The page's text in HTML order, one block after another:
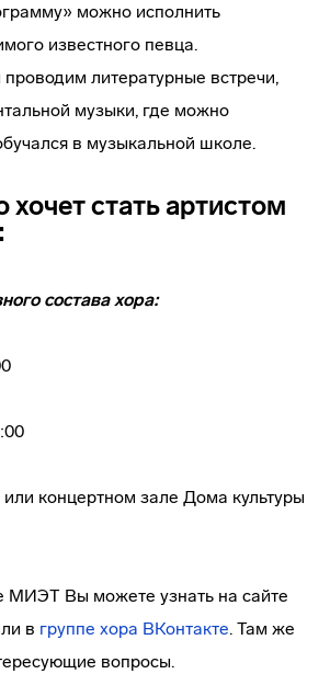
можно исполнить
известного певца.
литературные встречи,
музыки, где можно
в музыкальной школе.
хочет стать артистом
состава хора:
концертном зале Дома культуры
МИЭТ Вы можете узнать на сайте
в группе хора ВКонтакте. Там же
вопросы.